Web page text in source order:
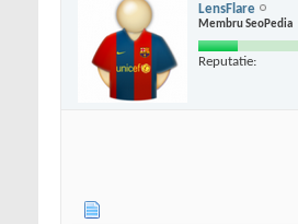
LensFlare
Membru SeoPedia
Reputatie: